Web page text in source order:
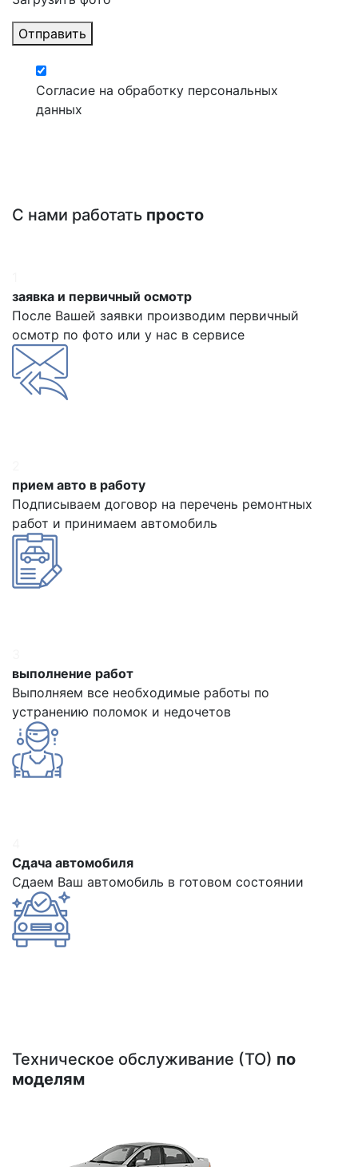
Отправить
Согласие на обработку персональных
данных
С нами работать просто
заявка и первичный осмотр
После Вашей заявки производим первичный
осмотр по фото или у нас в сервисе
прием авто в работу
Подписываем договор на перечень ремонтных
работ и принимаем автомобиль
выполнение работ
Выполняем все необходимые работы по
устранению поломок и недочетов
Сдача автомобиля
Сдаем Ваш автомобиль в готовом состоянии
Техническое обслуживание (ТО) по
моделям